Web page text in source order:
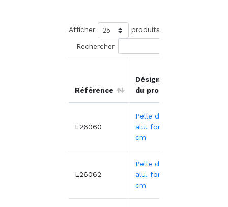
Afficher produits
Rechercher
Référence
Désignation
du produit
L26060
Pelle denrées
alu. fort 12X6
cm
L26062
Pelle denrées
alu. fort 16X8
cm